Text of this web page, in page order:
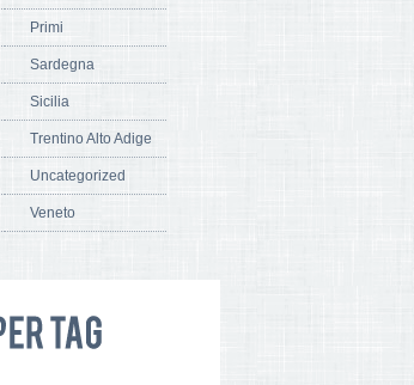
Primi
Sardegna
Sicilia
Trentino Alto Adige
Uncategorized
Veneto